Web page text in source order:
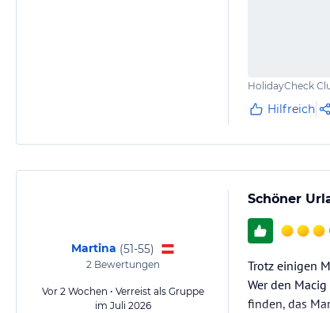
HolidayCheck
Hilfreich
Martina (51-55)
2Bewertungen
Vor 2 Wochen • Verreist als Gruppe
im Juli 2026
Schöner
Trotz einigen
Wer den
finden, das